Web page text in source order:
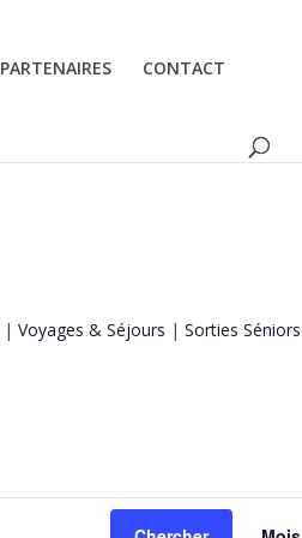
PARTENAIRES CONTACT
| Voyages & Séjours | Sorties Séniors